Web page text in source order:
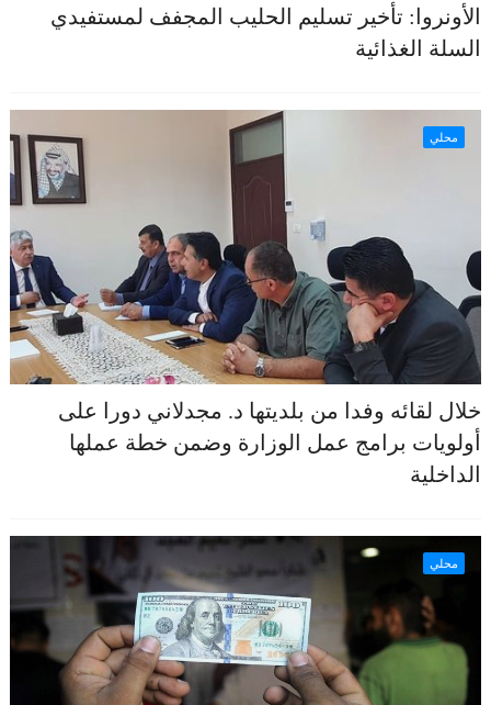
الأونروا: تأخير تسليم الحليب المجفف لمستفيدي
السلة الغذائية
محلي
خلال لقائه وفدا من بلديتها د. مجدلاني دورا على
أولويات برامج عمل الوزارة وضمن خطة عملها
الداخلية
محلي